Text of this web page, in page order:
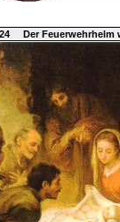
Der